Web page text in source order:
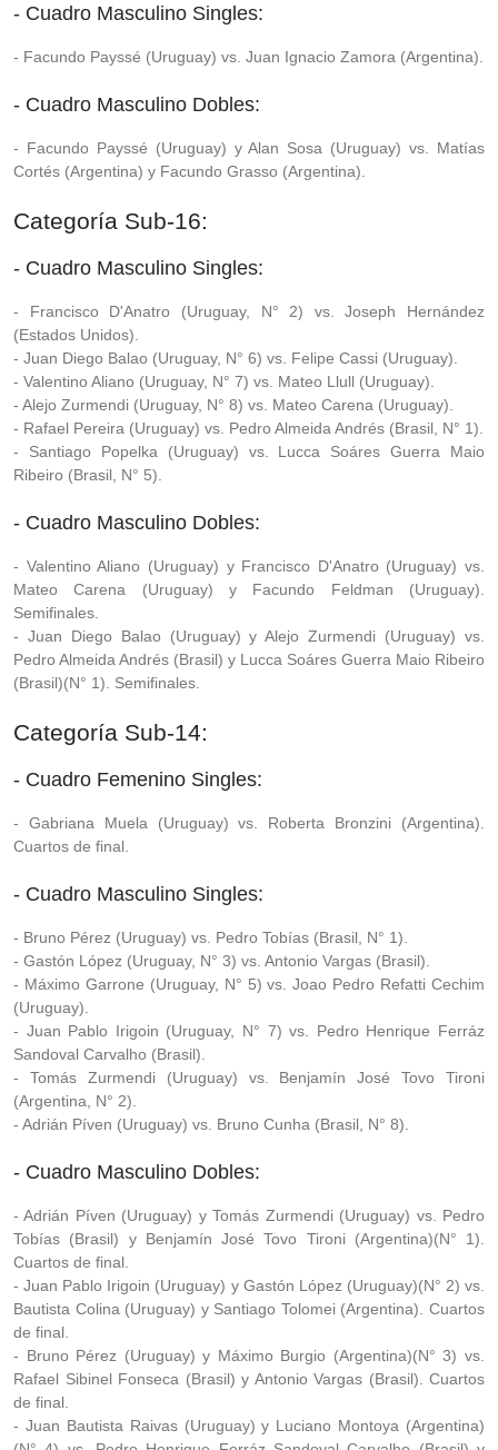
- Cuadro Masculino Singles:
- Facundo Payssé (Uruguay) vs. Juan Ignacio Zamora (Argentina).
- Cuadro Masculino Dobles:
- Facundo Payssé (Uruguay) y Alan Sosa (Uruguay) vs. Matías
Cortés (Argentina) y Facundo Grasso (Argentina).
Categoría Sub-16:
- Cuadro Masculino Singles:
- Francisco D'Anatro (Uruguay, N° 2) vs. Joseph Hernández
(Estados Unidos).
- Juan Diego Balao (Uruguay, N° 6) vs. Felipe Cassi (Uruguay).
- Valentino Aliano (Uruguay, N° 7) vs. Mateo Llull (Uruguay).
- Alejo Zurmendi (Uruguay, N° 8) vs. Mateo Carena (Uruguay).
- Rafael Pereira (Uruguay) vs. Pedro Almeida Andrés (Brasil, N° 1).
- Santiago Popelka (Uruguay) vs. Lucca Soáres Guerra Maio
Ribeiro (Brasil, N° 5).
- Cuadro Masculino Dobles:
- Valentino Aliano (Uruguay) y Francisco D'Anatro (Uruguay) vs.
Mateo Carena (Uruguay) y Facundo Feldman (Uruguay).
Semifinales.
- Juan Diego Balao (Uruguay) y Alejo Zurmendi (Uruguay) vs.
Pedro Almeida Andrés (Brasil) y Lucca Soáres Guerra Maio Ribeiro
(Brasil)(N° 1). Semifinales.
Categoría Sub-14:
- Cuadro Femenino Singles:
- Gabriana Muela (Uruguay) vs. Roberta Bronzini (Argentina).
Cuartos de final.
- Cuadro Masculino Singles:
- Bruno Pérez (Uruguay) vs. Pedro Tobías (Brasil, N° 1).
- Gastón López (Uruguay, N° 3) vs. Antonio Vargas (Brasil).
- Máximo Garrone (Uruguay, N° 5) vs. Joao Pedro Refatti Cechim
(Uruguay).
- Juan Pablo Irigoin (Uruguay, N° 7) vs. Pedro Henrique Ferráz
Sandoval Carvalho (Brasil).
- Tomás Zurmendi (Uruguay) vs. Benjamín José Tovo Tironi
(Argentina, N° 2).
- Adrián Píven (Uruguay) vs. Bruno Cunha (Brasil, N° 8).
- Cuadro Masculino Dobles:
- Adrián Píven (Uruguay) y Tomás Zurmendi (Uruguay) vs. Pedro
Tobías (Brasil) y Benjamín José Tovo Tironi (Argentina)(N° 1).
Cuartos de final.
- Juan Pablo Irigoin (Uruguay) y Gastón López (Uruguay)(N° 2) vs.
Bautista Colina (Uruguay) y Santiago Tolomei (Argentina). Cuartos
de final.
- Bruno Pérez (Uruguay) y Máximo Burgio (Argentina)(N° 3) vs.
Rafael Sibinel Fonseca (Brasil) y Antonio Vargas (Brasil). Cuartos
de final.
- Juan Bautista Raivas (Uruguay) y Luciano Montoya (Argentina)